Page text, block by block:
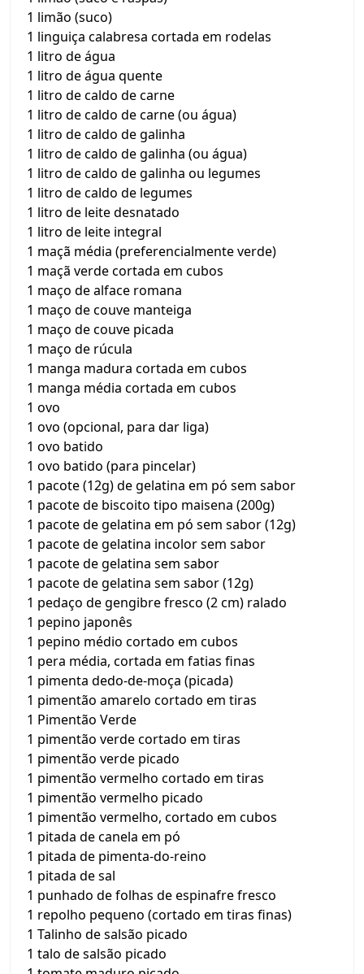
1 limão (suco)
1 linguiça calabresa cortada em rodelas
1 litro de água
1 litro de água quente
1 litro de caldo de carne
1 litro de caldo de carne (ou água)
1 litro de caldo de galinha
1 litro de caldo de galinha (ou água)
1 litro de caldo de galinha ou legumes
1 litro de caldo de legumes
1 litro de leite desnatado
1 litro de leite integral
1 maçã média (preferencialmente verde)
1 maçã verde cortada em cubos
1 maço de alface romana
1 maço de couve manteiga
1 maço de couve picada
1 maço de rúcula
1 manga madura cortada em cubos
1 manga média cortada em cubos
1 ovo
1 ovo (opcional, para dar liga)
1 ovo batido
1 ovo batido (para pincelar)
1 pacote (12g) de gelatina em pó sem sabor
1 pacote de biscoito tipo maisena (200g)
1 pacote de gelatina em pó sem sabor (12g)
1 pacote de gelatina incolor sem sabor
1 pacote de gelatina sem sabor
1 pacote de gelatina sem sabor (12g)
1 pedaço de gengibre fresco (2 cm) ralado
1 pepino japonês
1 pepino médio cortado em cubos
1 pera média, cortada em fatias finas
1 pimenta dedo-de-moça (picada)
1 pimentão amarelo cortado em tiras
1 Pimentão Verde
1 pimentão verde cortado em tiras
1 pimentão verde picado
1 pimentão vermelho cortado em tiras
1 pimentão vermelho picado
1 pimentão vermelho, cortado em cubos
1 pitada de canela em pó
1 pitada de pimenta-do-reino
1 pitada de sal
1 punhado de folhas de espinafre fresco
1 repolho pequeno (cortado em tiras finas)
1 Talinho de salsão picado
1 talo de salsão picado